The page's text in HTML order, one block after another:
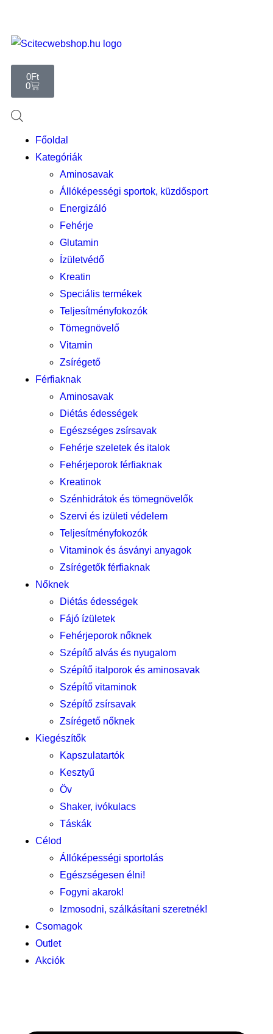
0Ft
0
Főoldal
Kategóriák
Aminosavak
Állóképességi sportok, küzdősport
Energizáló
Fehérje
Glutamin
Ízületvédő
Kreatin
Speciális termékek
Teljesítményfokozók
Tömegnövelő
Vitamin
Zsírégető
Férfiaknak
Aminosavak
Diétás édességek
Egészséges zsírsavak
Fehérje szeletek és italok
Fehérjeporok férfiaknak
Kreatinok
Szénhidrátok és tömegnövelők
Szervi és izületi védelem
Teljesítményfokozók
Vitaminok és ásványi anyagok
Zsírégetők férfiaknak
Nőknek
Diétás édességek
Fájó ízületek
Fehérjeporok nőknek
Szépítő alvás és nyugalom
Szépítő italporok és aminosavak
Szépítő vitaminok
Szépítő zsírsavak
Zsírégető nőknek
Kiegészítők
Kapszulatartók
Kesztyű
Öv
Shaker, ivókulacs
Táskák
Célod
Állóképességi sportolás
Egészségesen élni!
Fogyni akarok!
Izmosodni, szálkásítani szeretnék!
Csomagok
Outlet
Akciók